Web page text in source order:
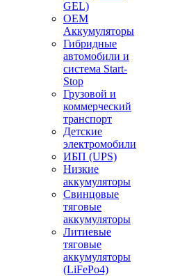
GEL)
OEM
Аккумуляторы
Гибридные
автомобили и
система Start-
Stop
Грузовой и
коммерческий
транспорт
Детские
электромобили
ИБП (UPS)
Низкие
аккумуляторы
Свинцовые
тяговые
аккумуляторы
Литиевые
тяговые
аккумуляторы
(LiFePo4)